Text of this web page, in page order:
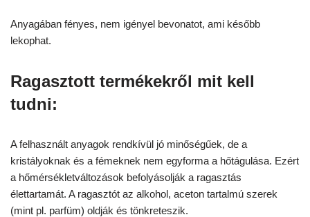
Anyagában fényes, nem igényel bevonatot, ami később
lekophat.
Ragasztott termékekről mit kell
tudni:
A felhasznált anyagok rendkívül jó minőségűek, de a
kristályoknak és a fémeknek nem egyforma a hőtágulása. Ezért
a hőmérsékletváltozások befolyásolják a ragasztás
élettartamát. A ragasztót az alkohol, aceton tartalmú szerek
(mint pl. parfüm) oldják és tönkreteszik.